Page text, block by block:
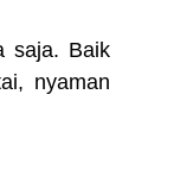
saja. Baik
nyaman